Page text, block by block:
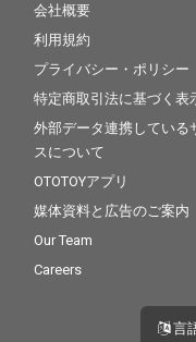
会社概要
利用規約
プライバシー・ポリシー
特定商取引法に基づく表
外部データ連携している
スについて
OTOTOYアプリ
媒体資料と広告のご案内
Our Team
Careers
言